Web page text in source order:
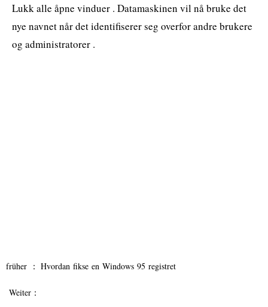
Lukk alle åpne vinduer . Datamaskinen vil nå bruke det
nye navnet når det identifiserer seg overfor andre brukere
og administratorer .
früher ： Hvordan fikse en Windows 95 registret
Weiter：